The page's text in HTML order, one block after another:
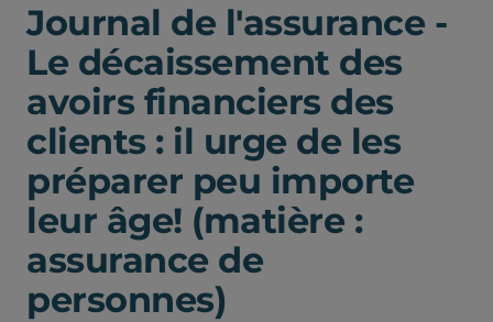
Journal de l'assurance -
Le décaissement des
avoirs financiers des
clients : il urge de les
préparer peu importe
leur âge! (matière :
assurance de
personnes)